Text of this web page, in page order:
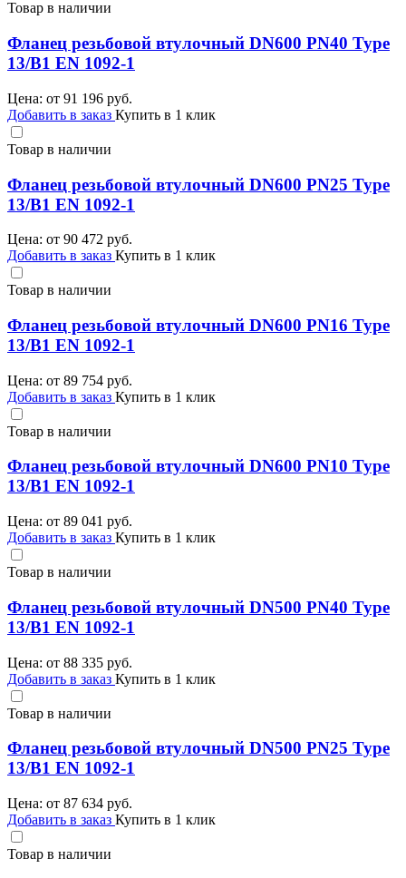
Товар в наличии
Фланец резьбовой втулочный DN600 PN40 Type
13/B1 EN 1092-1
Цена: от 91 196 руб.
Добавить в заказ Купить в 1 клик
Товар в наличии
Фланец резьбовой втулочный DN600 PN25 Type
13/B1 EN 1092-1
Цена: от 90 472 руб.
Добавить в заказ Купить в 1 клик
Товар в наличии
Фланец резьбовой втулочный DN600 PN16 Type
13/B1 EN 1092-1
Цена: от 89 754 руб.
Добавить в заказ Купить в 1 клик
Товар в наличии
Фланец резьбовой втулочный DN600 PN10 Type
13/B1 EN 1092-1
Цена: от 89 041 руб.
Добавить в заказ Купить в 1 клик
Товар в наличии
Фланец резьбовой втулочный DN500 PN40 Type
13/B1 EN 1092-1
Цена: от 88 335 руб.
Добавить в заказ Купить в 1 клик
Товар в наличии
Фланец резьбовой втулочный DN500 PN25 Type
13/B1 EN 1092-1
Цена: от 87 634 руб.
Добавить в заказ Купить в 1 клик
Товар в наличии